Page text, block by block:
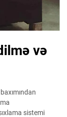
və
sistemi